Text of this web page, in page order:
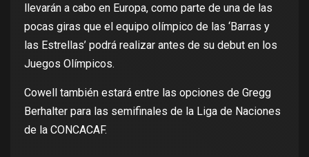
llevarán a cabo en Europa, como parte de una de las
pocas giras que el equipo olímpico de las ‘Barras y
las Estrellas’ podrá realizar antes de su debut en los
Juegos Olímpicos.
Cowell también estará entre las opciones de Gregg
Berhalter para las semifinales de la Liga de Naciones
de la CONCACAF.